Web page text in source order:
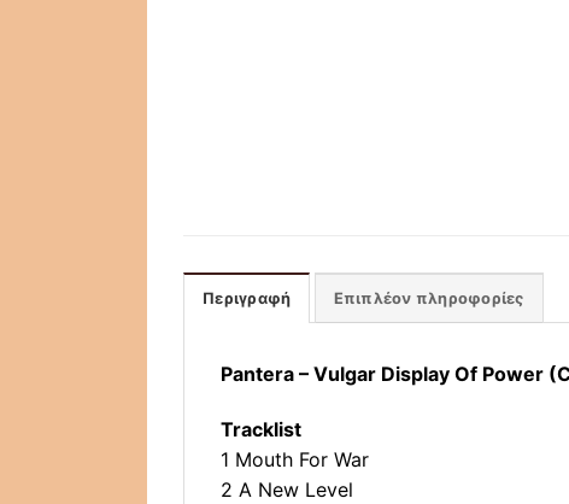
Περιγραφή Επιπλέον πληροφορίες
Pantera ‎– Vulgar Display Of Power
Tracklist
1 Mouth For War
2 A New Level